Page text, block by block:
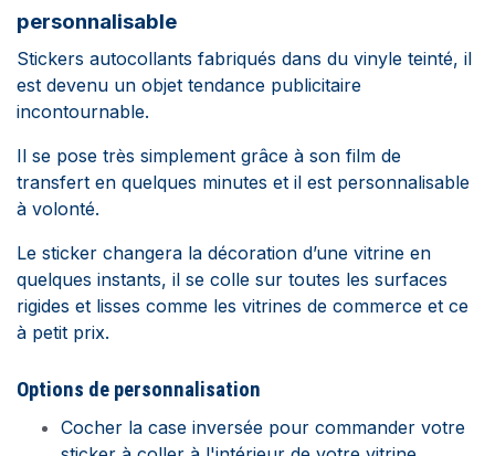
personnalisable
Stickers autocollants fabriqués dans du vinyle teinté, il
est devenu un objet tendance publicitaire
incontournable.
Il se pose très simplement grâce à son film de
transfert en quelques minutes et il est personnalisable
à volonté.
Le sticker changera la décoration d’une vitrine en
quelques instants, il se colle sur toutes les surfaces
rigides et lisses comme les vitrines de commerce et ce
à petit prix.
Options de personnalisation
Cocher la case inversée pour commander votre